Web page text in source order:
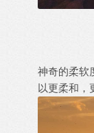
神奇的柔软
以更柔和，